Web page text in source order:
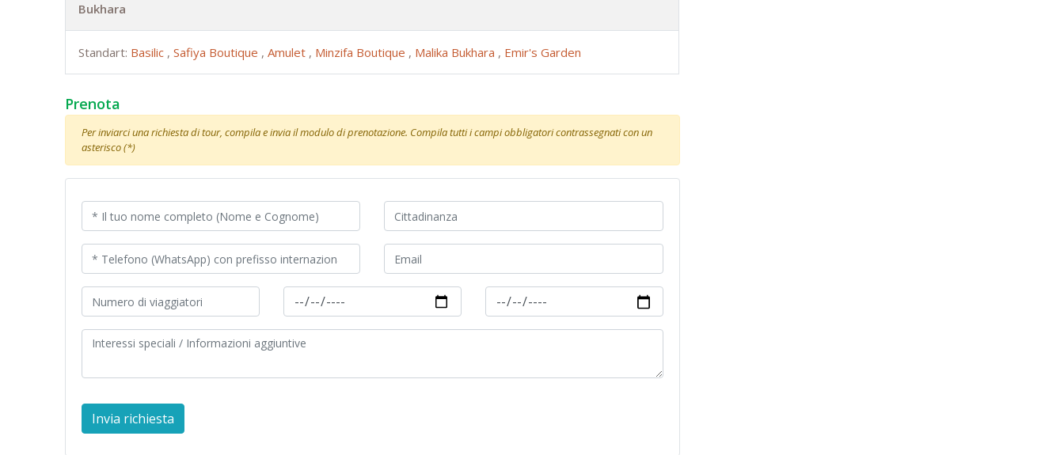
Bukhara
Standart: Basilic , Safiya Boutique , Amulet , Minzifa Boutique , Malika Bukhara , Emir's Garden
Prenota
Per inviarci una richiesta di tour, compila e invia il modulo di prenotazione. Compila tutti i campi obbligatori contrassegnati con un
asterisco (*)